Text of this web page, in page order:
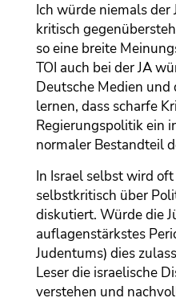
Ich würde niemals
kritisch
so eine breite
TOI auch bei der JA
Deutsche Medien
lernen, dass scharfe
Regierungspolitik ein
normaler Bestandteil
In Israel selbst wird
selbstkritisch über
diskutiert. Würde die
auflagenstärkstes
Judentums) dies
Leser die israelische
verstehen und